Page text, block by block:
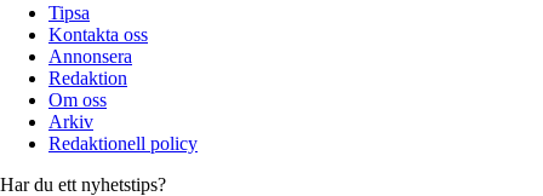
Tipsa
Kontakta oss
Annonsera
Redaktion
Om oss
Arkiv
Redaktionell policy
Har du ett nyhetstips?